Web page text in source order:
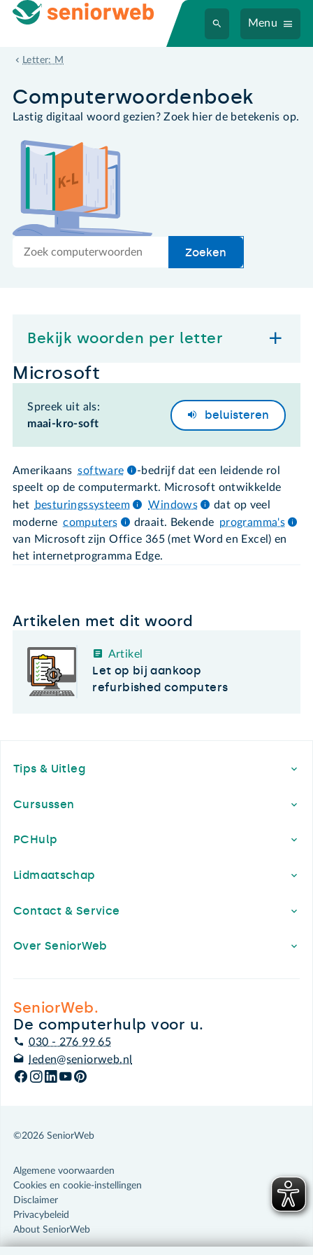
Menu
Letter: M
Microsoft
Computer­woordenboek
Lastig digitaal woord gezien? Zoek hier de betekenis op.
Zoek
Zoeken
Bekijk woorden per letter
Microsoft
Spreek uit als:
maai-kro-soft
beluisteren
Amerikaans software
-bedrijf dat een leidende rol
speelt op de computermarkt. Microsoft ontwikkelde
het
besturingssysteem Windows
dat op veel
moderne computers draait. Bekende programma's
van Microsoft zijn Office 365 (met Word en Excel) en
het internetprogramma Edge.
Artikelen met dit woord
Artikel
Let op bij aankoop
refurbished computers
Tips & Uitleg
Cursussen
PCHulp
Lidmaatschap
Contact & Service
Over SeniorWeb
SeniorWeb.
De computerhulp voor u.
030 - 276 99 65
leden@seniorweb.nl
©2026 SeniorWeb
Algemene voorwaarden
Cookies en cookie-instellingen
Disclaimer
Privacybeleid
About SeniorWeb